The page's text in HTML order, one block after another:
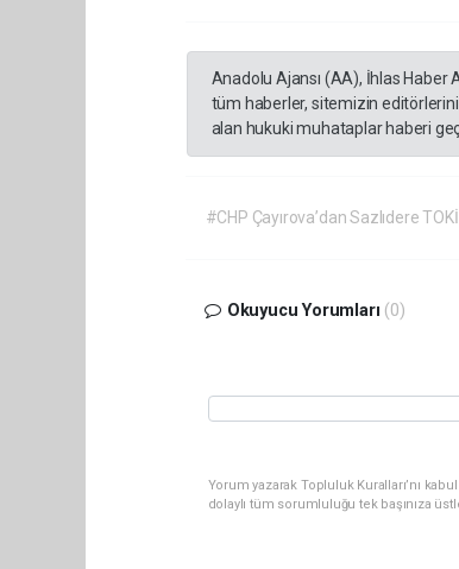
Anadolu Ajansı (AA), İhlas Haber
tüm haberler, sitemizin
alan hukuki muhataplar haberi
#CHP Çayırova’dan Sazlıdere
Okuyucu Yorumları (0)
Yorum yazarak Topluluk Kuralları’nı
dolaylı tüm sorumluluğu tek başınıza